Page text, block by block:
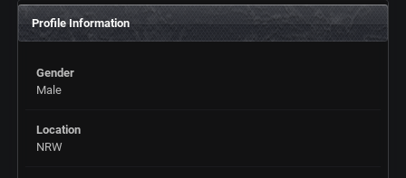
Profile Information
Gender
Male
Location
NRW